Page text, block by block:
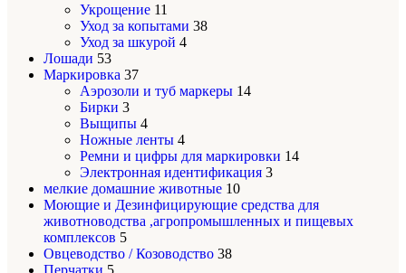
Укрощение 11
Уход за копытами 38
Уход за шкурой 4
Лошади 53
Маркировка 37
Аэрозоли и туб маркеры 14
Бирки 3
Выщипы 4
Ножные ленты 4
Ремни и цифры для маркировки 14
Электронная идентификация 3
мелкие домашние животные 10
Моющие и Дезинфицирующие средства для
животноводства ,агропромышленных и пищевых
комплексов 5
Овцеводство / Козоводство 38